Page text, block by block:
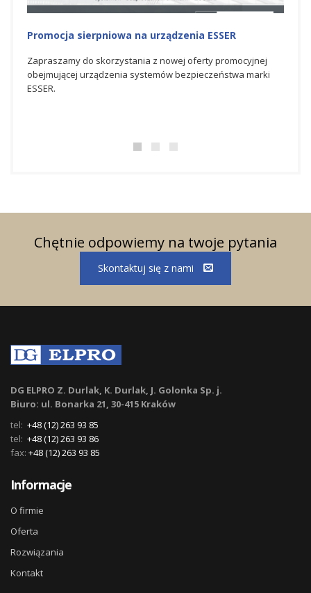
Promocja sierpniowa na urządzenia ESSER
Zapraszamy do skorzystania z nowej oferty promocyjnej
obejmującej urządzenia systemów bezpieczeństwa marki
ESSER.
Chętnie odpowiemy na twoje pytania
Skontaktuj się z nami
DG ELPRO Z. Durlak, K. Durlak, J. Golonka Sp. j.
Biuro: ul. Bonarka 21, 30-415 Kraków
tel: +48 (12) 263 93 85
tel: +48 (12) 263 93 86
fax: +48 (12) 263 93 85
Informacje
O firmie
Oferta
Rozwiązania
Kontakt